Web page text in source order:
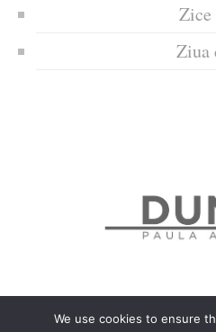
Zice
Ziua
We use cookies to ensure